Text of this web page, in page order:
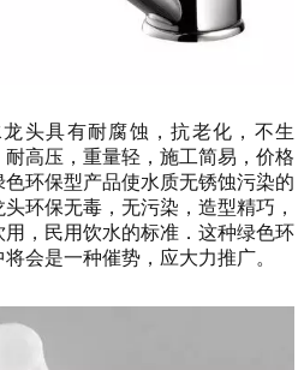
头具有耐腐蚀，抗老化，不生
高压，重量轻，施工简易，价格
环保型产品使水质无锈蚀污染的
环保无毒，无污染，造型精巧，
，民用饮水的标准．这种绿色环
会是一种催势，应大力推广。